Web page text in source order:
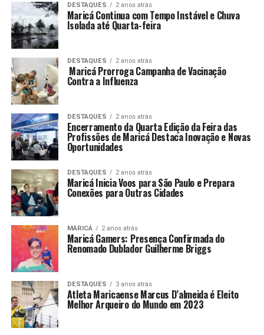
DESTAQUES 2 anos atrás
Maricá Continua com Tempo Instável e Chuva
Isolada até Quarta-feira
DESTAQUES 2 anos atrás
Maricá Prorroga Campanha de Vacinação
Contra a Influenza
DESTAQUES 2 anos atrás
Encerramento da Quarta Edição da Feira das
Profissões de Maricá Destaca Inovação e Novas
Oportunidades
DESTAQUES 2 anos atrás
Maricá Inicia Voos para São Paulo e Prepara
Conexões para Outras Cidades
MARICÁ 2 anos atrás
Maricá Gamers: Presença Confirmada do
Renomado Dublador Guilherme Briggs
DESTAQUES 3 anos atrás
Atleta Maricaense Marcus D’almeida é Eleito
Melhor Arqueiro do Mundo em 2023